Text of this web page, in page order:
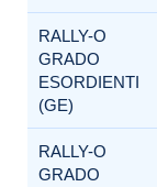
RALLY-O
GRADO
ESORDIENTI
(GE)
RALLY-O
GRADO